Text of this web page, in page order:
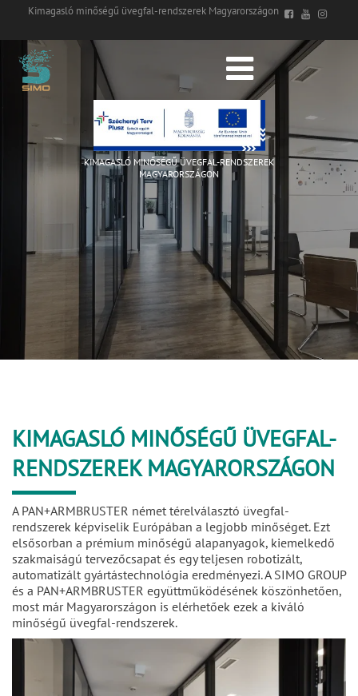
Kimagasló minőségű üvegfal-rendszerek Magyarországon
KIMAGASLÓ MINŐSÉGŰ ÜVEGFAL-RENDSZEREK
MAGYARORSZÁGON
KIMAGASLÓ MINŐSÉGŰ ÜVEGFAL-
RENDSZEREK MAGYARORSZÁGON
A PAN+ARMBRUSTER német térelválasztó üvegfal-
rendszerek képviselik Európában a legjobb minőséget. Ezt
elsősorban a prémium minőségű alapanyagok, kiemelkedő
szakmaiságú tervezőcsapat és egy teljesen robotizált,
automatizált gyártástechnológia eredményezi. A SIMO GROUP
és a PAN+ARMBRUSTER együttműködésének köszönhetően,
most már Magyarországon is elérhetőek ezek a kiváló
minőségű üvegfal-rendszerek.